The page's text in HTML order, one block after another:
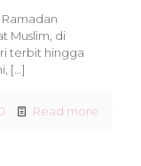
Muslim, di
terbit hingga
[…]
Read more